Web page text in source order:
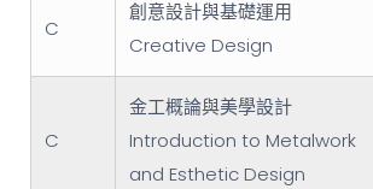
C
創意設計與基礎運用
Creative Design
C
金工概論與美學設計
Introduction to Metalwork
and Esthetic Design